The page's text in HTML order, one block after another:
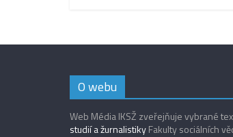
O webu
Web Média IKSŽ zveřejňuje vybrané
studií a žurnalistikyFakulty sociálních